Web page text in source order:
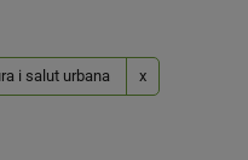
i salut urbana x